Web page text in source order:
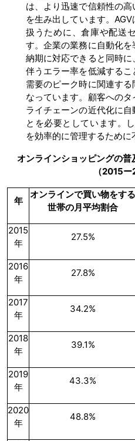
は、より迅速で信頼性の
を生み出しています。
扱うために、倉庫や配送
す。企業の業務に自動化
納期に対応できると同時
伴うエラー率を低減する
需要のピーク時に関連す
なっています。顧客への
ライチェーンの近代化に
とを必要としています。
を効率的に管理するために
オンラインショッピングの
（2015ー
年
オンラインで買い物をする
世帯の月平均割合
2015
年
27.5%
2016
年
27.8%
2017
年
34.2%
2018
年
39.1%
2019
年
43.3%
2020
年
48.8%